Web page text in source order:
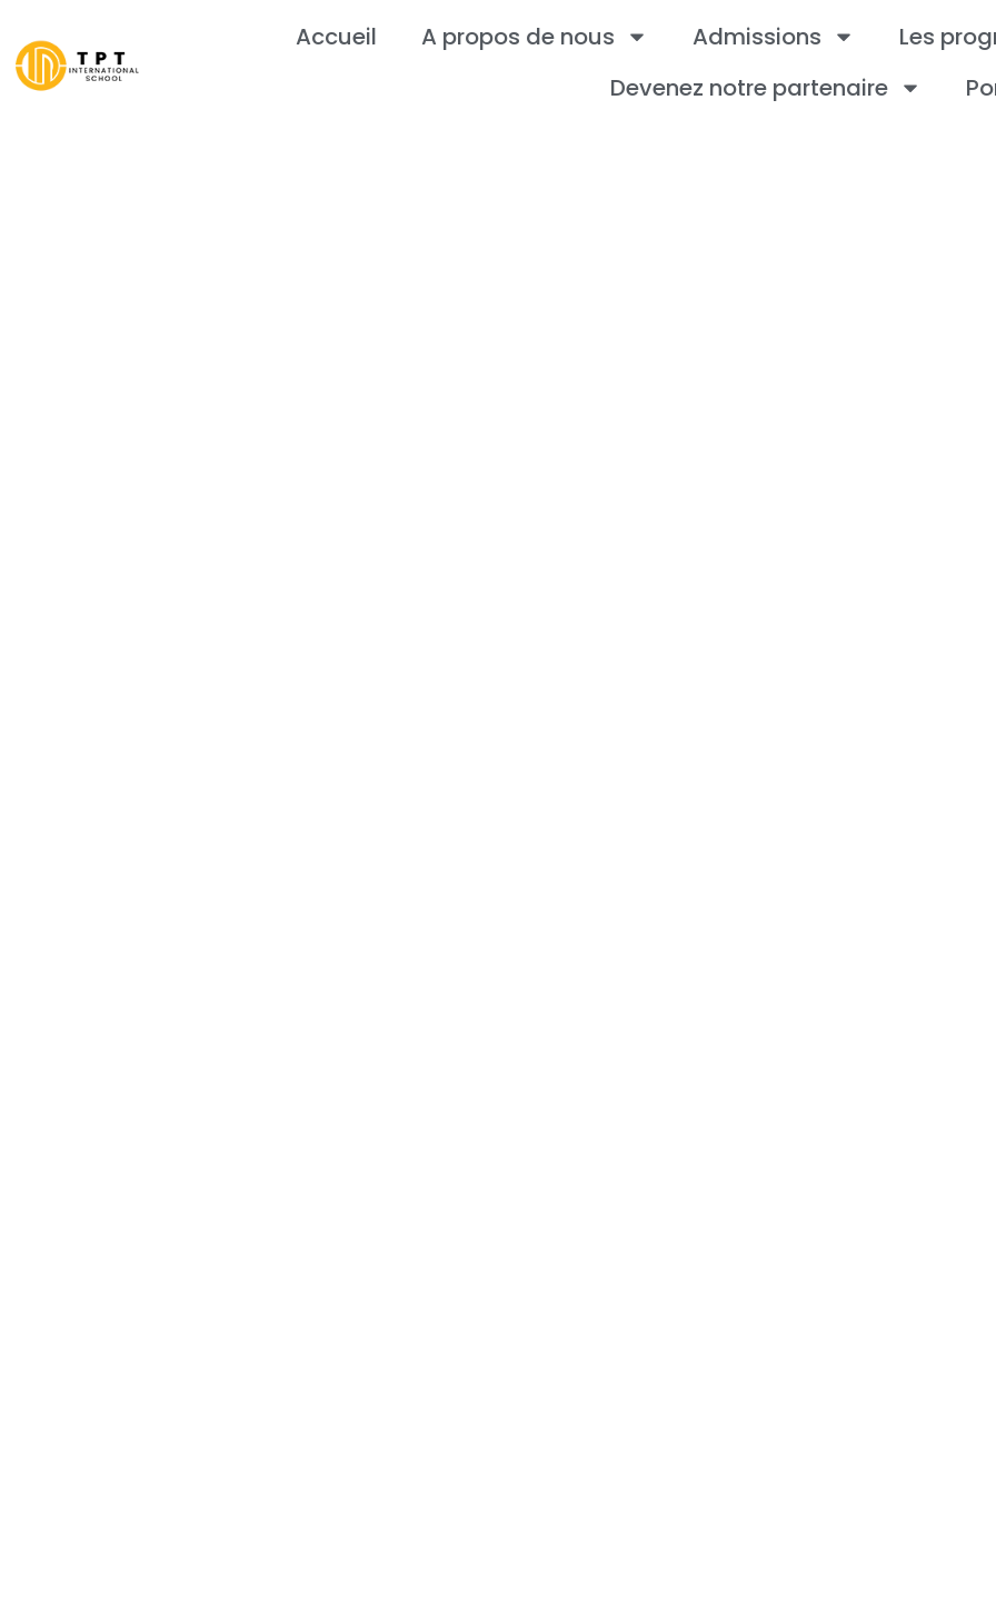
Accueil A propos de nous Admissions
Les
Devenez notre partenaire